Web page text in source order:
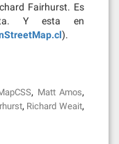
Fairhurst. Es
Y esta en
).
, Matt Amos,
, Richard Weait,